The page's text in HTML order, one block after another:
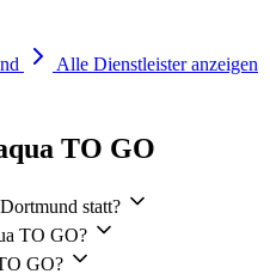
Alle Dienstleister anzeigen
TO GO
statt?
TO GO?
GO?